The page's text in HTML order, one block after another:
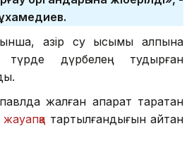
қазір су қысымы қалпына
түрде дүрбелең тудырған
жалған ақпарат таратқан
жауапқа тартылғандығын айтқан